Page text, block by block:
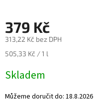
Měna
(CZK)
379 Kč
313,22 Kč bez DPH
Měrná
505,33 Kč / 1 l
Skladem
Můžeme doručit do: 18.8.2026